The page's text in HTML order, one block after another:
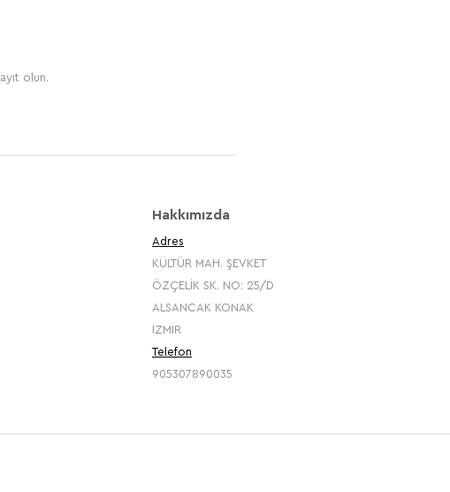
olun.
Hakkımızda
Adres
KÜLTÜR MAH. ŞEVKET
ÖZÇELİK SK. NO: 25/D
ALSANCAK KONAK
İZMİR
Telefon
905307890035